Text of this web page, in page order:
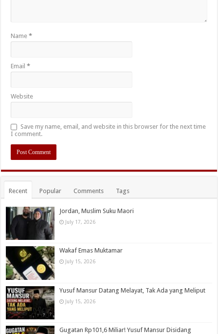
Name*
Email*
Website
Save my name, email, and website in this browser for the next time
I comment.
Recent Popular Comments Tags
Jordan, Muslim Suku Maori
July 17, 2026
Wakaf Emas Muktamar
July 15, 2026
Yusuf Mansur Datang Melayat, Tak Ada yang Meliput
July 15, 2026
Gugatan Rp101,6 Miliar! Yusuf Mansur Disidang